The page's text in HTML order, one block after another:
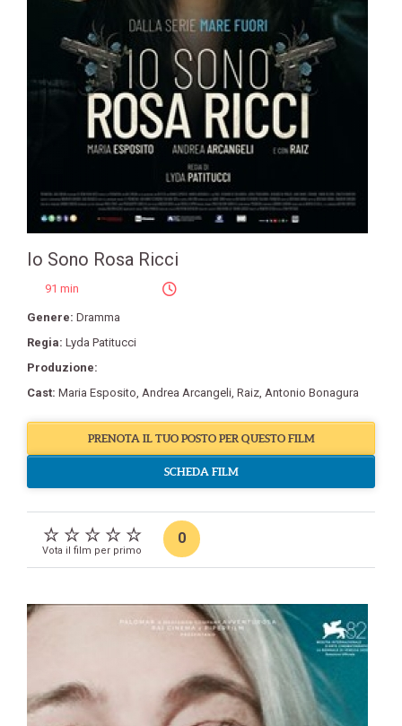
Io Sono Rosa Ricci
91 min
Genere: Dramma
Regia: Lyda Patitucci
Produzione:
Cast: Maria Esposito, Andrea Arcangeli, Raiz, Antonio Bonagura
PRENOTA IL TUO POSTO PER QUESTO FILM
SCHEDA FILM
Vota il film per primo
0